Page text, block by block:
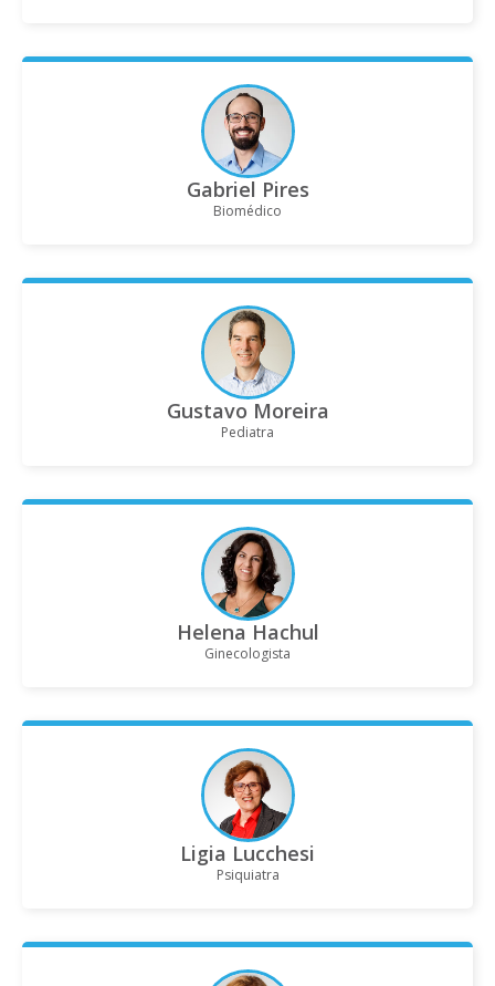
Gabriel Pires
Biomédico
Gustavo Moreira
Pediatra
Helena Hachul
Ginecologista
Ligia Lucchesi
Psiquiatra